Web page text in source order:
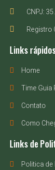
CNPJ:
Registro
Links
Home
Time Guia
Contato
Como
Links de
Politica